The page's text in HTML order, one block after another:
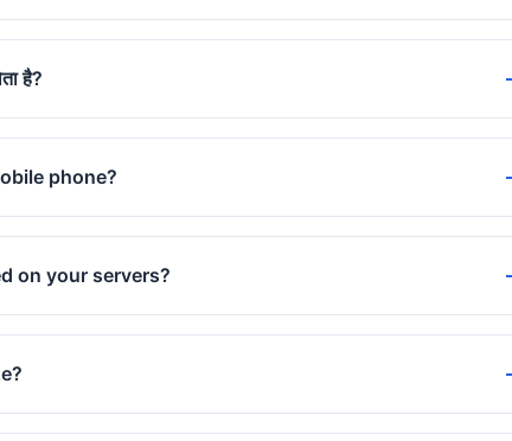
is a cloud-based web tool.
है?
अपलोड की गई फाइलें सुरक्षित रूप से प्रोसेस की जाती हैं और कन्वर्जन के
phone?
mobile browsers including iOS and Android.
on your servers?
minutes to give you time to download them, then they
for free users.